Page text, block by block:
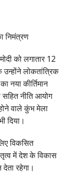
निमंत्रण
को लगातार 12
लोकतांत्रिक
नया कीर्तिमान
नीति आयोग
वाले कुंभ मेला
दिया।
विकसित
में देश के विकास
रहेगा।